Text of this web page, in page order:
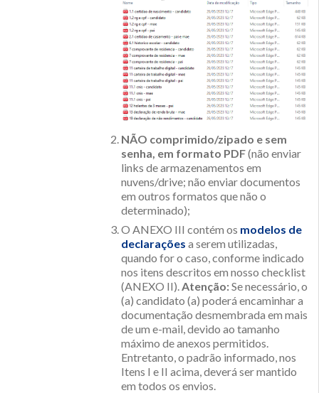
NÃO comprimido/zipado e sem
senha, em formato PDF(não enviar
links de armazenamentos em
nuvens/drive; não enviar documentos
em outros formatos que não o
determinado);
O ANEXO III contém os modelos de
declarações a serem utilizadas,
quando for o caso, conforme indicado
nos itens descritos em nosso checklist
(ANEXO II).Atenção:Se necessário, o
(a) candidato (a) poderá encaminhar a
documentação desmembrada em mais
de um e-mail, devido ao tamanho
máximo de anexos permitidos.
Entretanto, o padrão informado, nos
Itens I e II acima, deverá ser mantido
em todos os envios.